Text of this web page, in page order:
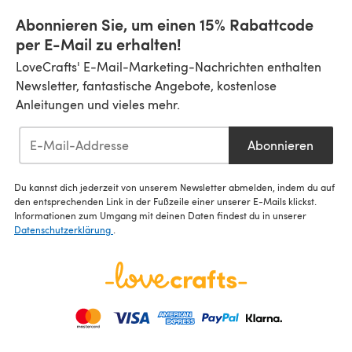
Abonnieren Sie, um einen 15% Rabattcode
per E-Mail zu erhalten!
LoveCrafts' E-Mail-Marketing-Nachrichten enthalten
Newsletter, fantastische Angebote, kostenlose
Anleitungen und vieles mehr.
Abonnieren
Du kannst dich jederzeit von unserem Newsletter abmelden, indem du auf
den entsprechenden Link in der Fußzeile einer unserer E-Mails klickst.
Informationen zum Umgang mit deinen Daten findest du in unserer
Datenschutzerklärung